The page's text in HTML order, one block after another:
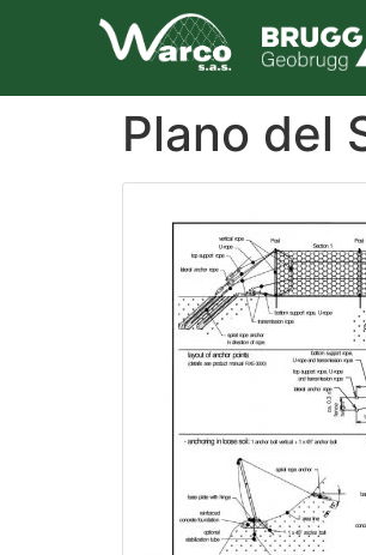
Plano del